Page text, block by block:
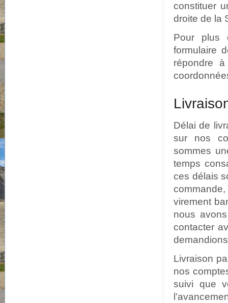
constituer
droite de la
Pour plus
formulaire
répondre
Délai de
sur nos
sommes
temps
ces délais
virement
nous
contacter
Livraison
nos
suivi que